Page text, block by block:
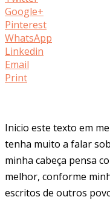
Google+
Pinterest
WhatsApp
Linkedin
Email
Print
Inicio este texto em
tenha muito a falar
minha cabeça pensa
melhor, conforme
escritos de outros